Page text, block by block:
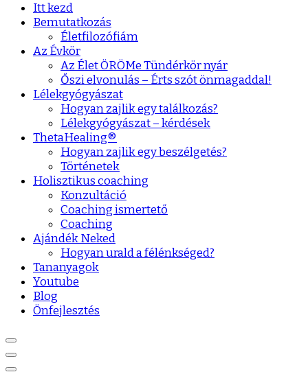
Itt kezd
Bemutatkozás
Életfilozófiám
Az Évkör
Az Élet ÖRÖMe Tündérkör nyár
Őszi elvonulás – Érts szót önmagaddal!
Lélekgyógyászat
Hogyan zajlik egy találkozás?
Lélekgyógyászat – kérdések
ThetaHealing®
Hogyan zajlik egy beszélgetés?
Történetek
Holisztikus coaching
Konzultáció
Coaching ismertető
Coaching
Ajándék Neked
Hogyan urald a félénkséged?
Tananyagok
Youtube
Blog
Önfejlesztés